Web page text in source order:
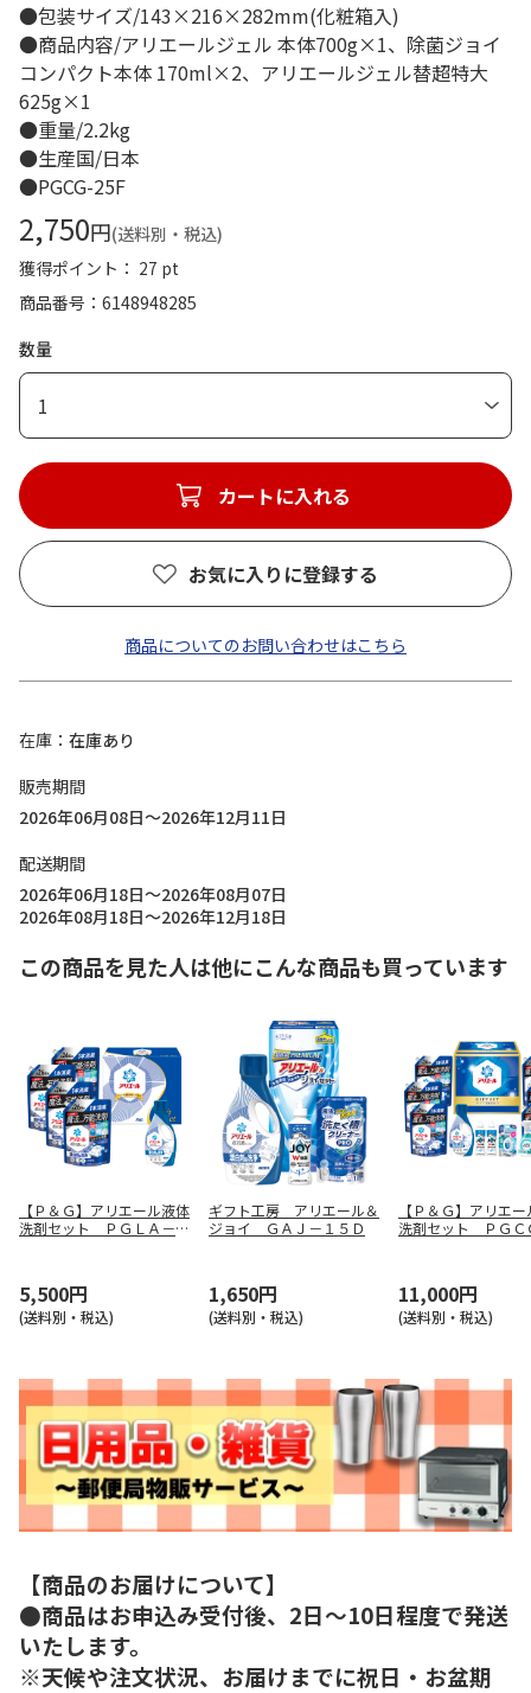
●包装サイズ/143×216×282mm(化粧箱入)
●商品内容/アリエールジェル 本体700g×1、除菌ジョイ
コンパクト本体 170ml×2、アリエールジェル替超特大
625g×1
●重量/2.2kg
●生産国/日本
●PGCG-25F
2,750円(送料別・税込)
獲得ポイント： 27 pt
商品番号
6148948285
数量
1
カートに入れる
お気に入りに登録する
商品についてのお問い合わせはこちら
在庫
在庫あり
販売期間
2026年06月08日～2026年12月11日
配送期間
2026年06月18日～2026年08月07日
2026年08月18日～2026年12月18日
この商品を見た人は他にこんな商品も買っています
【Ｐ＆Ｇ】アリエール液体
洗剤セット ＰＧＬＡ－５
5,500円
(送料別・税込)
ギフト工房 アリエール＆
ジョイ ＧＡＪ－１５Ｄ
1,650円
(送料別・税込)
【Ｐ＆Ｇ】アリエ
洗剤セット ＰＧＣ
11,000円
(送料別・税込)
【商品のお届けについて】
●商品はお申込み受付後、2日～10日程度で発送
いたします。
※天候や注文状況、お届けまでに祝日・お盆期